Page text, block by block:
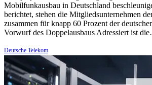
Mobilfunkausbau in Deutschland
berichtet, stehen die Mitgliedsunternehmen
zusammen für knapp 60 Prozent der
Vorwurf des Doppelausbaus Adressiert ist
Deutsche Telekom